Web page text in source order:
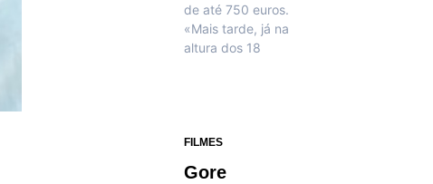
de até 750 euros.
«Mais tarde, já na
altura dos 18
FILMES
Gore